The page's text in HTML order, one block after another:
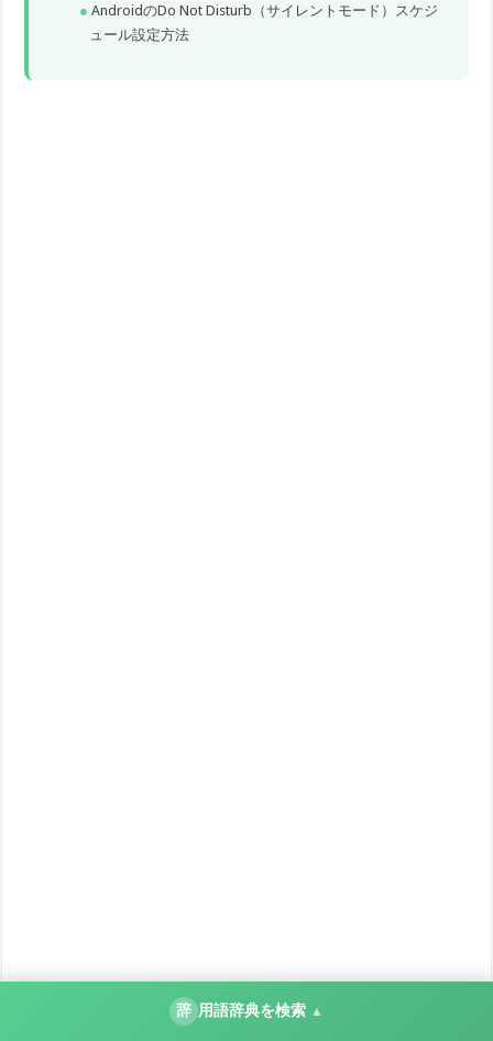
AndroidのDo Not Disturb（サイレントモード）スケジ
ュール設定方法
辞 用語辞典を検索 ▲